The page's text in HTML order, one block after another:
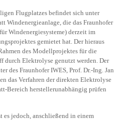
Flugplatzes befindet sich unter
Windenergieanlage, die das Fraunhofer
Windenergiesysteme) derzeit im
gemietet hat. Der hieraus
des Modellprojektes für die
durch Elektrolyse genutzt werden. Der
des Fraunhofer IWES, Prof. Dr.-Ing. Jan
das Verfahren der direkten Elektrolyse
Bereich herstellerunabhängig prüfen
es jedoch, anschließend in einem